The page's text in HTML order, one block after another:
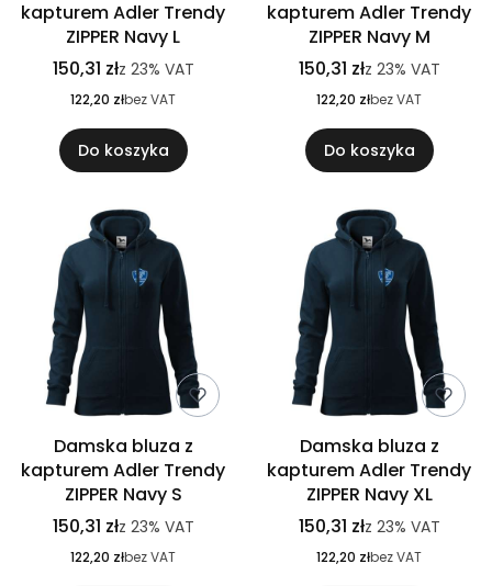
kapturem Adler Trendy
ZIPPER Navy L
150,31 złz 23% VAT
122,20 złbez VAT
Do koszyka
kapturem Adler Trendy
ZIPPER Navy M
150,31 złz 23% VAT
122,20 złbez VAT
Do koszyka
Damska bluza z
kapturem Adler Trendy
ZIPPER Navy S
150,31 złz 23% VAT
122,20 złbez VAT
Damska bluza z
kapturem Adler Trendy
ZIPPER Navy XL
150,31 złz 23% VAT
122,20 złbez VAT